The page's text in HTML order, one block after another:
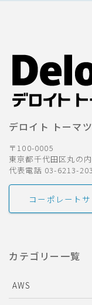
デロイト トーマ
〒100-0005
東京都千代田区丸の
代表電話 03-6213-
コーポレート
カテゴリー一覧
AWS